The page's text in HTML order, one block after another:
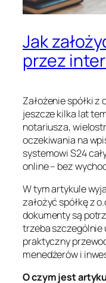
Jak
przez
Założenie spółki
jeszcze kilka lat
notariusza,
oczekiwania na
systemowi S24
online – bez
W tym artykule
założyć spółkę z
dokumenty są
trzeba szczególnie
praktyczny
menedżerów i
O czym jest